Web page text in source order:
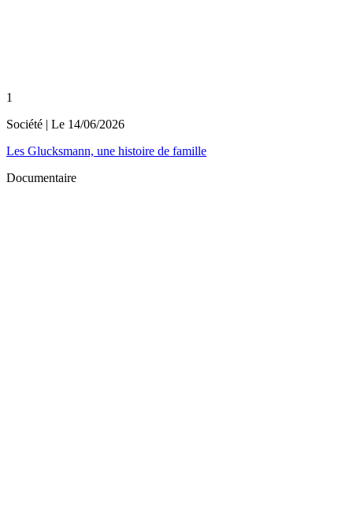
1
Société | Le 14/06/2026
Les Glucksmann, une histoire de famille
Documentaire